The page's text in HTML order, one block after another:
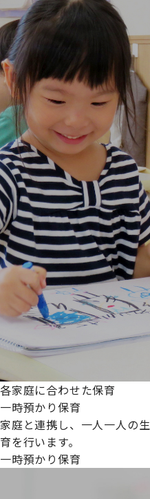
各家庭に合わせた保育
一時預かり保育
家庭と連携し、一人一人の
育を行います。
一時預かり保育